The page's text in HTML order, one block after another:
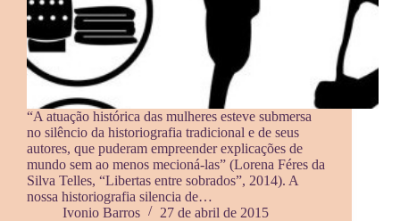
“A atuação histórica das mulheres esteve submersa
no silêncio da historiografia tradicional e de seus
autores, que puderam empreender explicações de
mundo sem ao menos mecioná-las” (Lorena Féres da
Silva Telles, “Libertas entre sobrados”, 2014). A
nossa historiografia silencia de…
Ivonio Barros
27 de abril de 2015